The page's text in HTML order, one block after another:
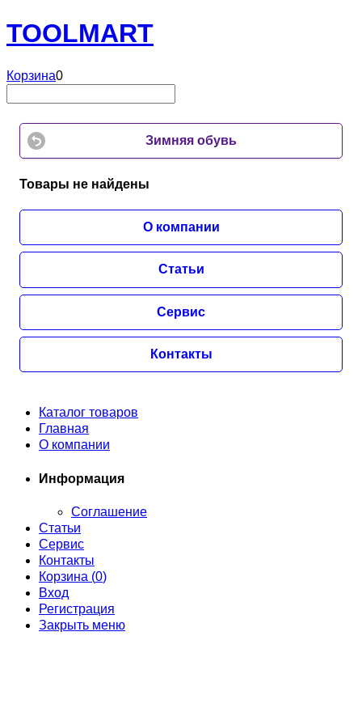
TOOLMART
Корзина0
Зимняя обувь
Товары не найдены
О компании
Статьи
Сервис
Контакты
Каталог товаров
Главная
О компании
Информация
Соглашение
Статьи
Сервис
Контакты
Корзина (0)
Вход
Регистрация
Закрыть меню